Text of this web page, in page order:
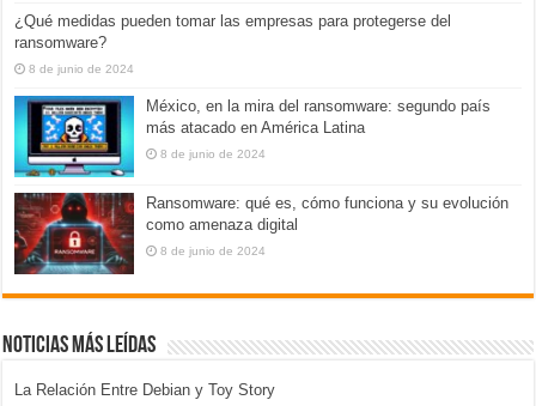
¿Qué medidas pueden tomar las empresas para protegerse del
ransomware?
8 de junio de 2024
México, en la mira del ransomware: segundo país
más atacado en América Latina
8 de junio de 2024
Ransomware: qué es, cómo funciona y su evolución
como amenaza digital
8 de junio de 2024
Noticias más leídas
La Relación Entre Debian y Toy Story